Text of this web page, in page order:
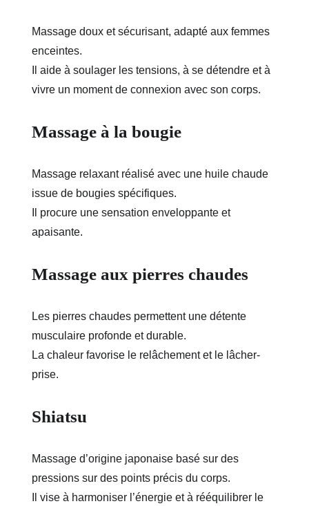
Massage doux et sécurisant, adapté aux femmes
enceintes.
Il aide à soulager les tensions, à se détendre et à
vivre un moment de connexion avec son corps.
Massage à la bougie
Massage relaxant réalisé avec une huile chaude
issue de bougies spécifiques.
Il procure une sensation enveloppante et
apaisante.
Massage aux pierres chaudes
Les pierres chaudes permettent une détente
musculaire profonde et durable.
La chaleur favorise le relâchement et le lâcher-
prise.
Shiatsu
Massage d’origine japonaise basé sur des
pressions sur des points précis du corps.
Il vise à harmoniser l’énergie et à rééquilibrer le